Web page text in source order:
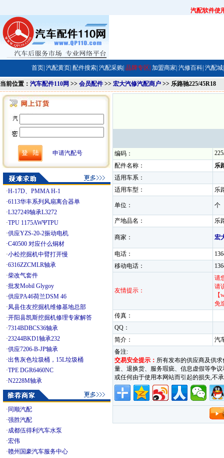
汽配软件使
首页| 汽配黄页| 配件搜索| 汽配采购| 品牌专区| 加盟商家| 汽修百科| 汽配城|
当前位置： 汽车配件110网 >> 会员配件 >> 宏大汽修汽配商户 >> 乐路驰225/45R18
申请汽配号
·H-17D、PMMA H-1
·6113华丰系列风扇离合器单
·L327249轴承L3272
·TPU 1175AWΨTPU
·供应YZS-20-2振动电机
·C40500 对应什么铜材
·小松挖掘机中臂打开慢
·6316ZZCMLR轴承
·柴改气套件
·批发Mobil Glygoy
·供应PA46荷兰DSM 46
·凤县住友挖掘机维修基地总部
·开阳县凯斯挖掘机修理专家解答
·7314BDBCS36轴承
·23244BKD1轴承232
·供应7206-B-JP轴承
·出售灰色垃圾桶，15L垃圾桶
·TPE DGR6460NC
·N2228M轴承
· 同顺汽配
·强胜汽配
·成都伍得利汽车水泵
·宏伟
·赣州国豪汽车服务中心
编码：
配件名称：
乐
适用车系：
适用车型：
乐
单位：
产地品名：
商家： 宏
电话：
移动电话：
友情提示：
请
请
免
传真：
QQ：
简介：
汽
备注:
交易安全提示： 所有发布的供应商及供
量、退换货、服务瑕疵、信息虚假等争
或任何由于使用本网站而引起的损失,